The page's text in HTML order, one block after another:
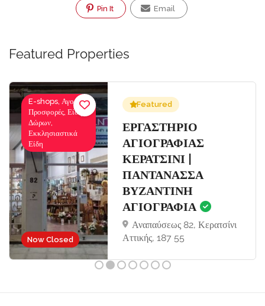
Pin It Email
Featured Properties
Now Closed
E-shops, Αγορές-
Προσφορές, Είδη
Δώρων,
Εκκλησιαστικά
Είδη
Featured
ΕΡΓΑΣΤΗΡΙΟ
ΑΓΙΟΓΡΑΦΙΑΣ
ΚΕΡΑΤΣΙΝΙ |
ΠΑΝΤΑΝΑΣΣΑ
ΒΥΖΑΝΤΙΝΗ
ΑΓΙΟΓΡΑΦΙΑ
Αναπαύσεως 82, Κερατσίνι
Αττικής, 187 55